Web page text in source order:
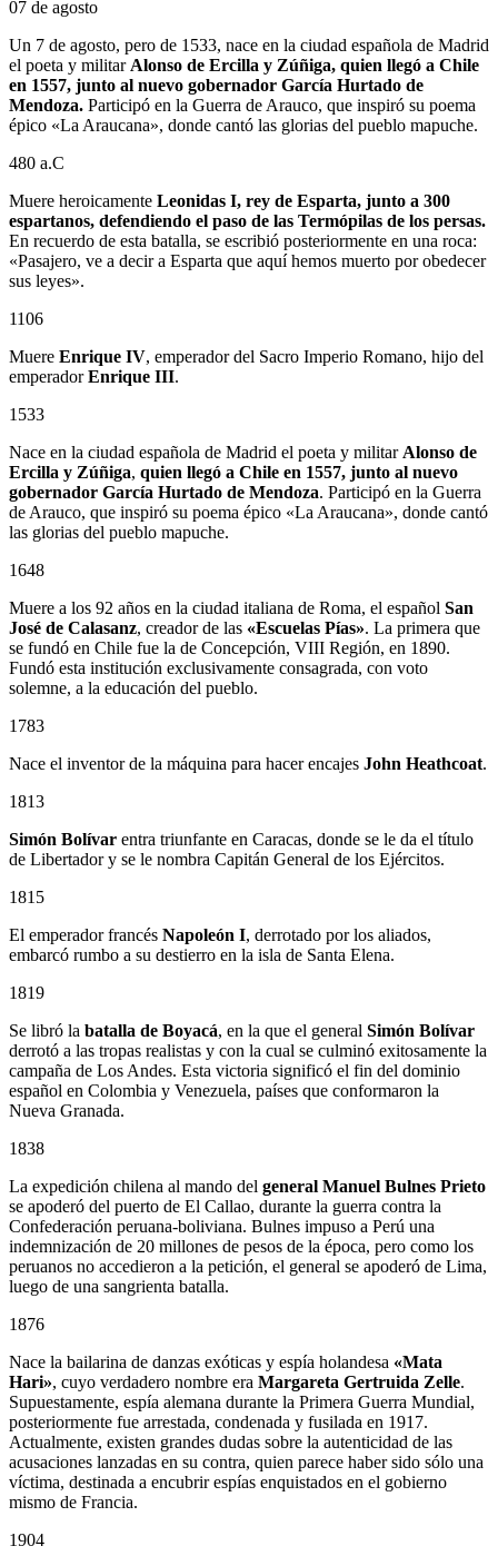
07 de agosto
Un 7 de agosto, pero de 1533, nace en la ciudad española de Madrid
el poeta y militar Alonso de Ercilla y Zúñiga, quien llegó a Chile
en 1557, junto al nuevo gobernador García Hurtado de
Mendoza. Participó en la Guerra de Arauco, que inspiró su poema
épico «La Araucana», donde cantó las glorias del pueblo mapuche.
480 a.C
Muere heroicamente Leonidas I, rey de Esparta, junto a 300
espartanos, defendiendo el paso de las Termópilas de los persas.
En recuerdo de esta batalla, se escribió posteriormente en una roca:
«Pasajero, ve a decir a Esparta que aquí hemos muerto por obedecer
sus leyes».
1106
Muere Enrique IV, emperador del Sacro Imperio Romano, hijo del
emperadorEnrique III.
1533
Nace en la ciudad española de Madrid el poeta y militar Alonso de
Ercilla y Zúñiga, quien llegó a Chile en 1557, junto al nuevo
gobernador García Hurtado de Mendoza. Participó en la Guerra
de Arauco, que inspiró su poema épico «La Araucana», donde cantó
las glorias del pueblo mapuche.
1648
Muere a los 92 años en la ciudad italiana de Roma, el español San
José de Calasanz, creador de las «Escuelas Pías». La primera que
se fundó en Chile fue la de Concepción, VIII Región, en 1890.
Fundó esta institución exclusivamente consagrada, con voto
solemne, a la educación del pueblo.
1783
Nace el inventor de la máquina para hacer encajes John Heathcoat.
1813
Simón Bolívar entra triunfante en Caracas, donde se le da el título
de Libertador y se le nombra Capitán General de los Ejércitos.
1815
El emperador francés Napoleón I, derrotado por los aliados,
embarcó rumbo a su destierro en la isla de Santa Elena.
1819
Se libró la batalla de Boyacá, en la que el general Simón Bolívar
derrotó a las tropas realistas y con la cual se culminó exitosamente la
campaña de Los Andes. Esta victoria significó el fin del dominio
español en Colombia y Venezuela, países que conformaron la
Nueva Granada.
1838
La expedición chilena al mando del general Manuel Bulnes Prieto
se apoderó del puerto de El Callao, durante la guerra contra la
Confederación peruana-boliviana. Bulnes impuso a Perú una
indemnización de 20 millones de pesos de la época, pero como los
peruanos no accedieron a la petición, el general se apoderó de Lima,
luego de una sangrienta batalla.
1876
Nace la bailarina de danzas exóticas y espía holandesa «Mata
Hari», cuyo verdadero nombre era Margareta Gertruida Zelle.
Supuestamente, espía alemana durante la Primera Guerra Mundial,
posteriormente fue arrestada, condenada y fusilada en 1917.
Actualmente, existen grandes dudas sobre la autenticidad de las
acusaciones lanzadas en su contra, quien parece haber sido sólo una
víctima, destinada a encubrir espías enquistados en el gobierno
mismo de Francia.
1904